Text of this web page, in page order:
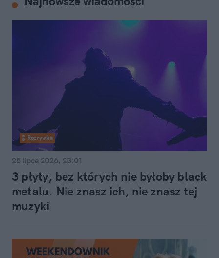
Rozrywka
25 lipca 2026, 23:01
3 płyty, bez których nie byłoby black
metalu. Nie znasz ich, nie znasz tej
muzyki